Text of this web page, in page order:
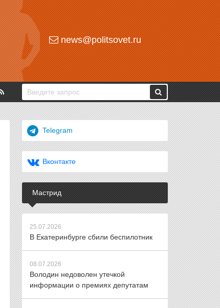
news@politsovet.ru
Telegram
Вконтакте
Мастрид
25.07.2026
В Екатеринбурге сбили беспилотник
08.07.2026
Володин недоволен утечкой
информации о премиях депутатам